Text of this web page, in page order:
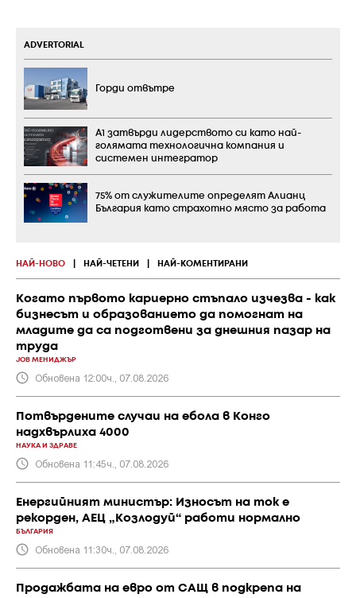
НАЙ-НОВО НАЙ-ЧЕТЕНИ НАЙ-КОМЕНТИРАНИ
Когато първото кариерно стъпало изчезва - как
бизнесът и образованието да помогнат на
младите да са подготвени за днешния пазар на
труда
JOB МЕНИДЖЪР
Обновена 12:00ч., 07.08.2026
Потвърдените случаи на ебола в Конго
надхвърлиха 4000
НАУКА И ЗДРАВЕ
Обновена 11:45ч., 07.08.2026
Енергийният министър: Износът на ток е
рекорден, АЕЦ „Козлодуй“ работи нормално
БЪЛГАРИЯ
Обновена 11:30ч., 07.08.2026
Продажбата на евро от САЩ в подкрепа на
ADVERTORIAL
Горди отвътре
А1 затвърди лидерството си като най-
голямата технологична компания и
системен интегратор
75% от служителите определят Алианц
България като страхотно място за работа